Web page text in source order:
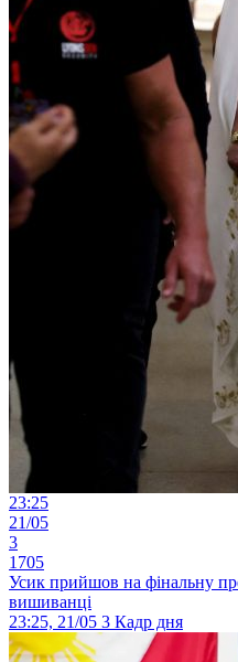
23:25
21/05
3
1705
Усик прийшов на фінальну
вишиванці
23:25, 21/05 3 Кадр дня